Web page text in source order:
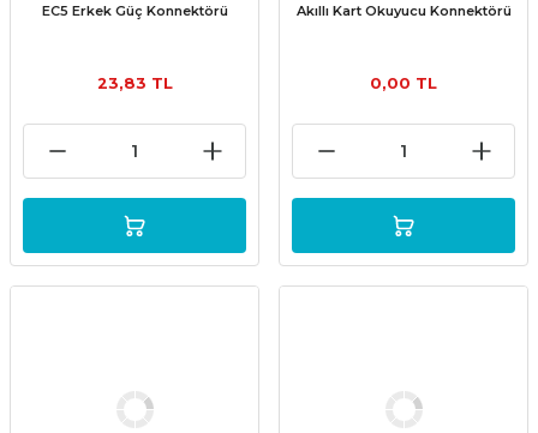
EC5 Erkek Güç Konnektörü
23,83 TL
Akıllı Kart Okuyucu Konnektörü
0,00 TL